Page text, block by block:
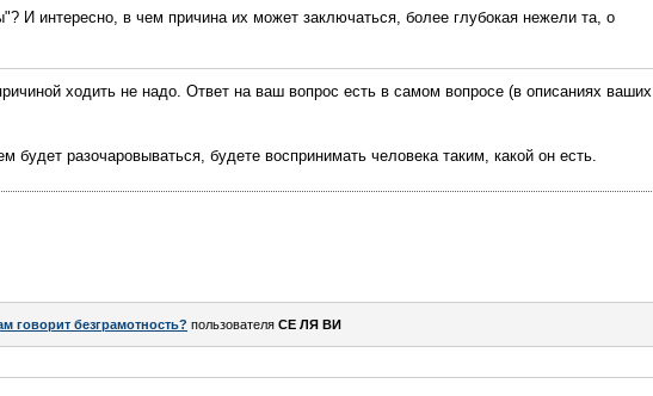
И интересно, в чем причина их может заключаться, более глубокая нежели та, о
ходить не надо. Ответ на ваш вопрос есть в самом вопросе (в описаниях ваших
разочаровываться, будете воспринимать человека таким, какой он есть.
говорит безграмотность? пользователя СЕ ЛЯ ВИ